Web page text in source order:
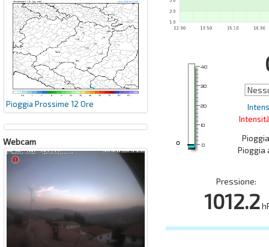
Pioggia Prossime 12 Ore
Webcam
Pioggia
Pressione:
1012.2